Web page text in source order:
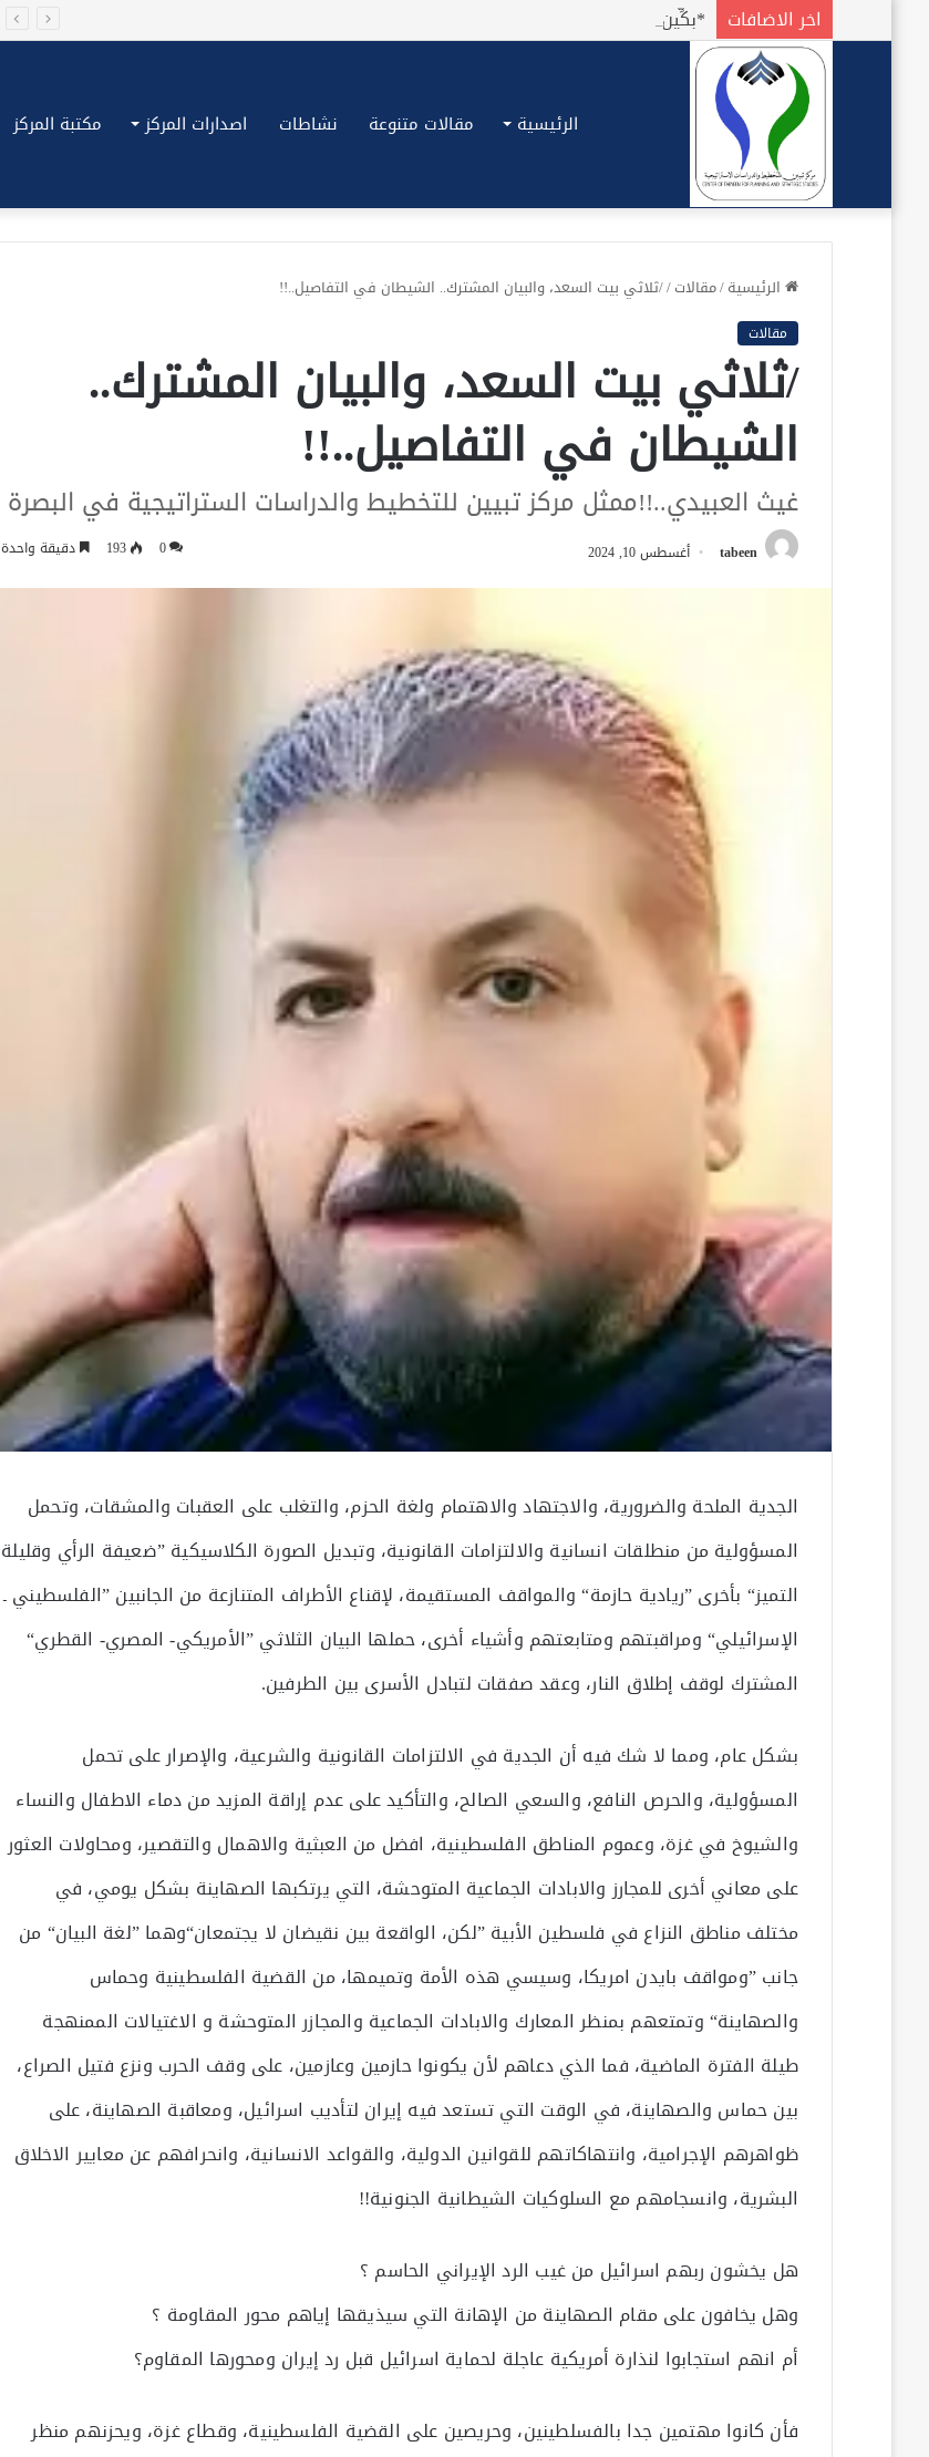
اخر الاضافات
الرئيسية مقالات متنوعة نشاطات اصدارات المركز مكتبة المركز
الرئيسية/مقالات//ثلاثي بيت السعد، والبيان المشترك.. الشيطان في التفاصيل..!!
مقالات
/ثلاثي بيت السعد، والبيان المشترك..
الشيطان في التفاصيل..!!
غيث العبيدي..!!ممثل مركز تبيين للتخطيط والدراسات الستراتيجية في البصرة
tabeen أغسطس 10, 2024 0
193 دقيقة واحدة
الجدية الملحة والضرورية، والاجتهاد والاهتمام ولغة الحزم، والتغلب على العقبات والمشقات، وتحمل
المسؤولية من منطلقات انسانية والالتزامات القانونية، وتبديل الصورة الكلاسيكية ”ضعيفة الرأي وقليلة
التميز“ بأخرى ”ريادية حازمة“ والمواقف المستقيمة، لإقناع الأطراف المتنازعة من الجانبين ”الفلسطيني ـ
الإسرائيلي“ ومراقبتهم ومتابعتهم وأشياء أخرى، حملها البيان الثلاثي ”الأمريكي- المصري- القطري“
المشترك لوقف إطلاق النار، وعقد صفقات لتبادل الأسرى بين الطرفين.
بشكل عام، ومما لا شك فيه أن الجدية في الالتزامات القانونية والشرعية، والإصرار على تحمل
المسؤولية، والحرص النافع، والسعي الصالح، والتأكيد على عدم إراقة المزيد من دماء الاطفال والنساء
والشيوخ في غزة، وعموم المناطق الفلسطينية، افضل من العبثية والاهمال والتقصير، ومحاولات العثور
على معاني أخرى للمجارز والابادات الجماعية المتوحشة، التي يرتكبها الصهاينة بشكل يومي، في
مختلف مناطق النزاع في فلسطين الأبية ”لكن، الواقعة بين نقيضان لا يجتمعان“وهما ”لغة البيان“ من
جانب ”ومواقف بايدن امريكا، وسيسي هذه الأمة وتميمها، من القضية الفلسطينية وحماس
والصهاينة“ وتمتعهم بمنظر المعارك والابادات الجماعية والمجازر المتوحشة و الاغتيالات الممنهجة
طيلة الفترة الماضية، فما الذي دعاهم لأن يكونوا حازمين وعازمين، على وقف الحرب ونزع فتيل الصراع،
بين حماس والصهاينة، في الوقت التي تستعد فيه إيران لتأديب اسرائيل، ومعاقبة الصهاينة، على
ظواهرهم الإجرامية، وانتهاكاتهم للقوانين الدولية، والقواعد الانسانية، وانحرافهم عن معايير الاخلاق
البشرية، وانسجامهم مع السلوكيات الشيطانية الجنونية!!
هل يخشون ربهم اسرائيل من غيب الرد الإيراني الحاسم ؟
وهل يخافون على مقام الصهاينة من الإهانة التي سيذيقها إياهم محور المقاومة ؟
أم انهم استجابوا لنذارة أمريكية عاجلة لحماية اسرائيل قبل رد إيران ومحورها المقاوم؟
فأن كانوا مهتمين جدا بالفسلطينين، وحريصين على القضية الفلسطينية، وقطاع غزة، ويحزنهم منظر